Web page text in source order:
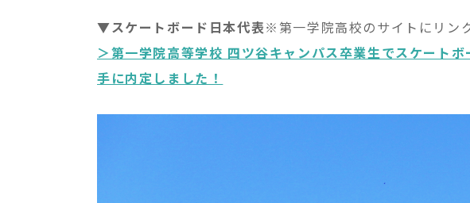
▼スケートボード日本代表※第一学院高校のサイトにリン
＞第一学院高等学校 四ツ谷キャンパス卒業生でスケート
手に内定しました！